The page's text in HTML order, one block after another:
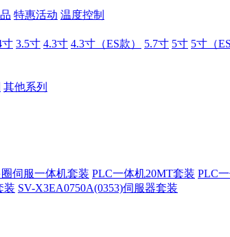
特惠活动 温度控制
寸 3.5寸 4.3寸 4.3寸（ES款） 5.7寸 5寸 5寸（
其他系列
伺服一体机套装 PLC一体机20MT套装 PLC
装 SV-X3EA0750A(0353)伺服器套装